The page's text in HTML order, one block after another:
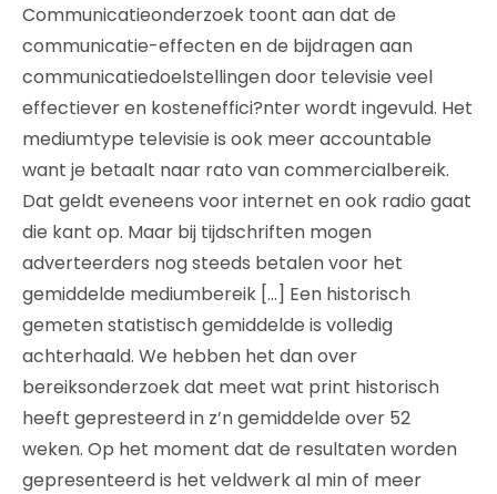
Communicatieonderzoek toont aan dat de
communicatie-effecten en de bijdragen aan
communicatiedoelstellingen door televisie veel
effectiever en kosteneffici?nter wordt ingevuld. Het
mediumtype televisie is ook meer accountable
want je betaalt naar rato van commercialbereik.
Dat geldt eveneens voor internet en ook radio gaat
die kant op. Maar bij tijdschriften mogen
adverteerders nog steeds betalen voor het
gemiddelde mediumbereik […] Een historisch
gemeten statistisch gemiddelde is volledig
achterhaald. We hebben het dan over
bereiksonderzoek dat meet wat print historisch
heeft gepresteerd in z’n gemiddelde over 52
weken. Op het moment dat de resultaten worden
gepresenteerd is het veldwerk al min of meer